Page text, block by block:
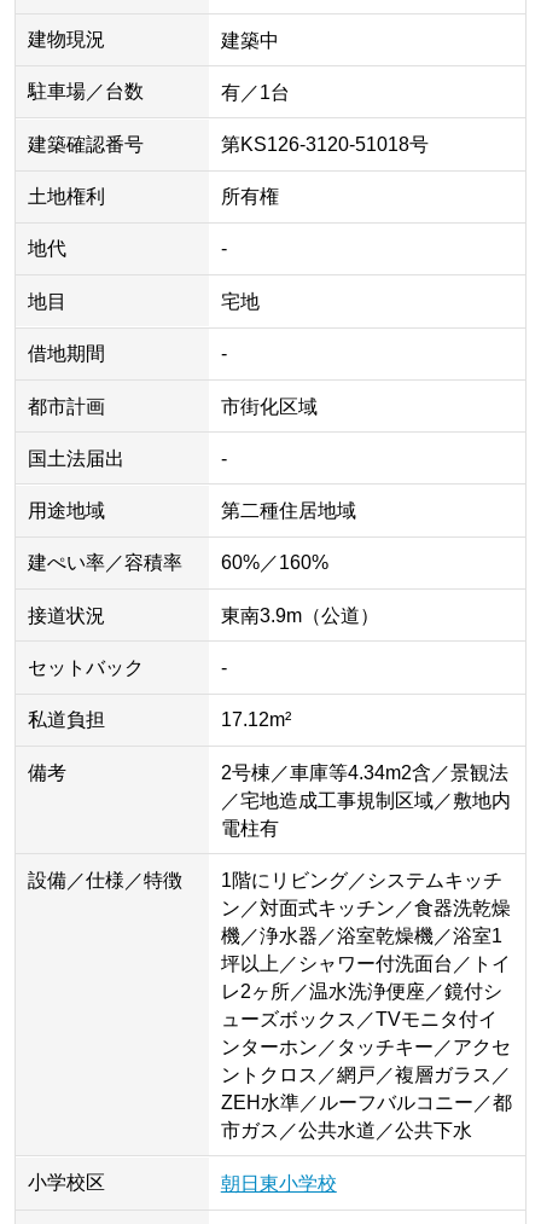
建物現況 建築中
駐車場／台数 有／1台
建築確認番号 第KS126-3120-51018号
土地権利 所有権
地代 -
地目 宅地
借地期間 -
都市計画 市街化区域
国土法届出 -
用途地域 第二種住居地域
建ぺい率／容積率 60%／160%
接道状況 東南3.9m（公道）
セットバック -
私道負担 17.12m²
備考
2号棟／車庫等4.34m2含／景観法
／宅地造成工事規制区域／敷地内
電柱有
設備／仕様／特徴
1階にリビング／システムキッチ
ン／対面式キッチン／食器洗乾燥
機／浄水器／浴室乾燥機／浴室1
坪以上／シャワー付洗面台／トイ
レ2ヶ所／温水洗浄便座／鏡付シ
ューズボックス／TVモニタ付イ
ンターホン／タッチキー／アクセ
ントクロス／網戸／複層ガラス／
ZEH水準／ルーフバルコニー／都
市ガス／公共水道／公共下水
小学校区 朝日東小学校